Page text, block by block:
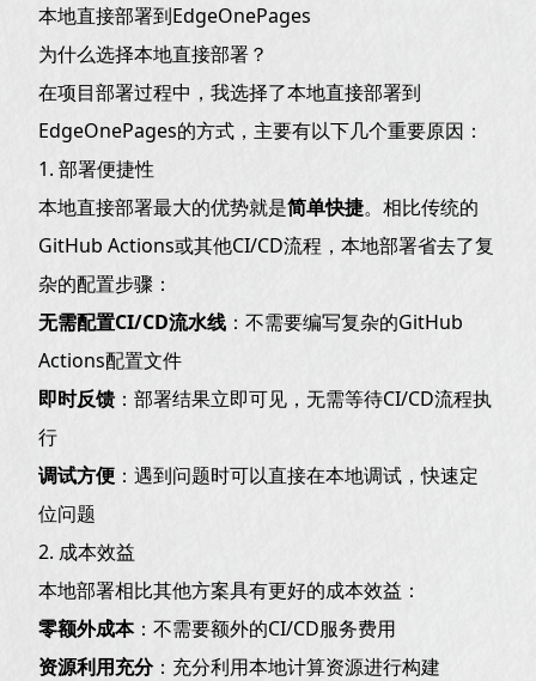
1. 部署便捷性
2. 成本效益
部署流程详解
准备工作
部署脚本
PowerShell脚本（edgeone.ps1）：
Linux Shell脚本（edgeone.sh）：
手动部署命令
1. 环境变量管理
2. 构建优化
3. 错误处理
EdgeOne Pages 限制说明
常见问题
本地直接部署到EdgeOnePages
为什么选择本地直接部署？
在项目部署过程中，我选择了本地直接部署到
EdgeOnePages的方式，主要有以下几个重要原因：
1. 部署便捷性
本地直接部署最大的优势就是简单快捷。相比传统的
GitHub Actions或其他CI/CD流程，本地部署省去了复
杂的配置步骤：
无需配置CI/CD流水线 ：不需要编写复杂的GitHub
Actions配置文件
即时反馈 ：部署结果立即可见，无需等待CI/CD流程执
行
调试方便 ：遇到问题时可以直接在本地调试，快速定
位问题
2. 成本效益
本地部署相比其他方案具有更好的成本效益：
零额外成本：不需要额外的CI/CD服务费用
资源利用充分：充分利用本地计算资源进行构建